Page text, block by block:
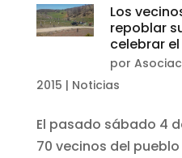
Los
repoblar
celebrar
por
2015 | Noticias
El pasado sábado 4
70 vecinos del